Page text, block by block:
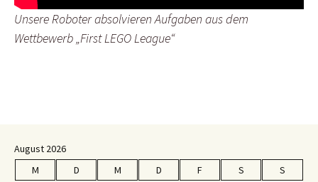
Unsere Roboter absolvieren Aufgaben aus dem
Wettbewerb „First LEGO League“
August 2026
M
D M D F S
S